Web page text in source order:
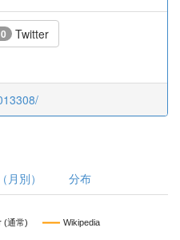
Twitter
月別） 分布
(通常) Wikipedia